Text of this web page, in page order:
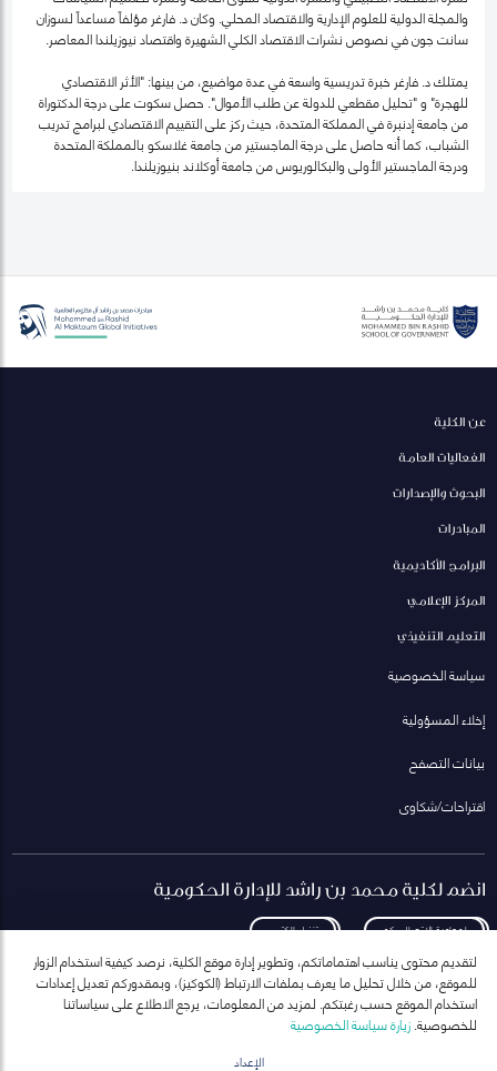
والمجلة الدولية للعلوم الإدارية والاقتصاد المحلي. وكان د. فارغر مؤلفاً مساعداً لسوزان
سانت جون في نصوص نشرات الاقتصاد الكلي الشهيرة واقتصاد نيوزيلندا المعاصر.
يمتلك د. فارغر خبرة تدريسية واسعة في عدة مواضيع، من بينها: "الأثر الاقتصادي
للهجرة" و "تحليل مقطعي للدولة عن طلب الأموال". حصل سكوت على درجة الدكتوراة
من جامعة إدنبرة في المملكة المتحدة، حيث ركز على التقييم الاقتصادي لبرامج تدريب
الشباب، كما أنه حاصل على درجة الماجستير من جامعة غلاسكو بالمملكة المتحدة
ودرجة الماجستير الأولى والبكالوريوس من جامعة أوكلاند بنيوزيلندا.
عن الكلية
الفعاليات العامة
البحوث والإصدارات
المبادرات
البرامج الأكاديمية
المركز الإعلامي
التعليم التنفيذي
سياسة الخصوصية
إخلاء المسؤولية
بيانات التصفح
اقتراحات/شكاوى
انضم لكلية محمد بن راشد للإدارة الحكومية
لمعاودة الاتصال بكم تنزيل الكتيب
انضم إلى قائمة مراسلاتنا
لتقديم محتوى يناسب اهتماماتكم، وتطوير إدارة موقع الكلية، نرصد كيفية استخدام الزوار
للموقع، من خلال تحليل ما يعرف بملفات الارتباط (الكوكيز)، وبمقدوركم تعديل إعدادات
استخدام الموقع حسب رغبتكم. لمزيد من المعلومات، يرجع الاطلاع على سياساتنا
للخصوصية.زيارة سياسة الخصوصية
الإعداد